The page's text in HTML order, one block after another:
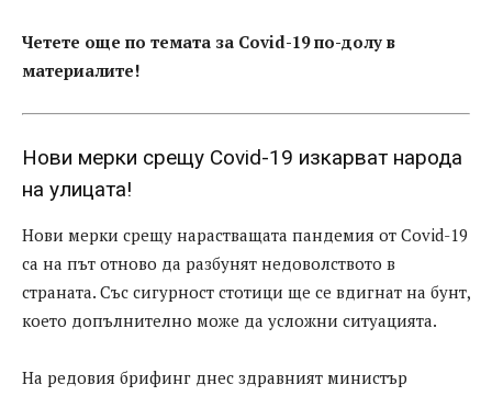
Четете още по темата за Covid-19 по-долу в
материалите!
Нови мерки срещу Covid-19 изкарват народа
на улицата!
Нови мерки срещу нарастващата пандемия от Covid-19
са на път отново да разбунят недоволството в
страната. Със сигурност стотици ще се вдигнат на бунт,
което допълнително може да усложни ситуацията.
На редовия брифинг днес здравният министър